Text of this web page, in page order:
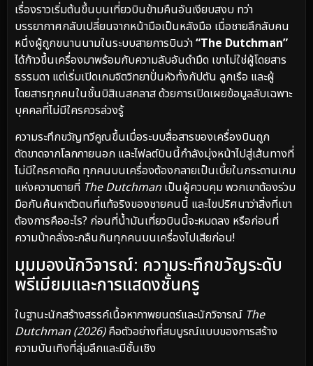
เรื่องราวเริ่มต้นขึ้นบนเที่ยวบินข้ามคืนอันเงียบสงบ ทว่า
บรรยากาศกลับเปลี่ยนจากหน้ามือเป็นหลังมือ เมื่อชายลึกลับคน
หนึ่งผู้ถูกขนานนามในระบบสายการบินว่า“The Dutchman”
ได้ก้าวขึ้นเครื่องมาพร้อมกับความลับอันดำมืด เขาไม่ใช่ผู้โดยสาร
ธรรมดา แต่เริ่มเปิดเกมจิตวิทยาปั่นหัวทั้งกัปตัน ลูกเรือ และผู้
โดยสารทุกคนในชั้นบิสิเนสคลาส ด้วยการเปิดเผยข้อมูลลับเฉพาะ
บุคคลที่ไม่มีใครควรล่วงรู้
ความระทึกขวัญทวีคูณขึ้นเมื่อระบบสื่อสารของเครื่องบินถูก
ตัดขาดจากโลกภายนอก และไฟลต์บินนี้กำลังมุ่งหน้าไปสู่เส้นทางที่
ไม่มีใครคาดคิด ทุกคนบนเครื่องต้องกลายเป็นเบี้ยในกระดานเกม
แห่งความตายที่ The Dutchmanเป็นผู้ควบคุม พวกเขาต้องร่วม
มือกันค้นหาตัวตนที่แท้จริงของชายคนนี้ และไขปริศนาว่าสิ่งที่เขา
ต้องการคืออะไร? ก่อนที่น้ำมันเที่ยวบินนี้จะหมดลง หรือก่อนที่
ความบ้าคลั่งจะกลืนกินทุกคนบนเครื่องไปเสียก่อน!
มุมมองนักวิจารณ์: ความระทึกขวัญระดับ
พรีเมียมและการแสดงชั้นครู
ในฐานะนักสร้างสรรค์เนื้อหาภาพยนตร์และนักวิจารณ์ The
Dutchman (2026)คือตัวอย่างที่สมบูรณ์แบบของการสร้าง
ความบันเทิงที่ลุ่มลึกและมีชั้นเชิง